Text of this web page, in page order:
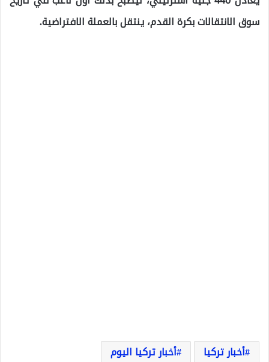
سوق الانتقالات بكرة القدم، ينتقل بالعملة الافتراضية.
أخبار تركيا
أخبار تركيا اليوم